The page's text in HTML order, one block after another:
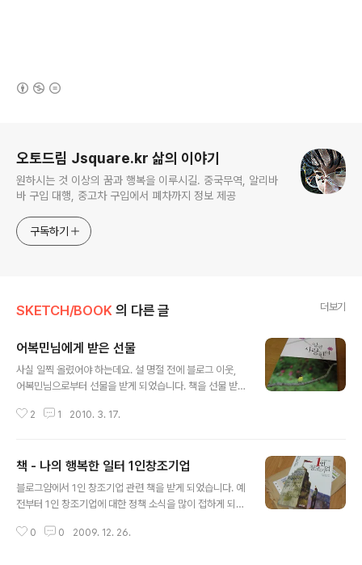
오토드림 Jsquare.kr 삶의 이야기
원하시는 것 이상의 꿈과 행복을 이루시길. 중국무역, 알리바
바 구입 대행, 중고차 구입에서 폐차까지 정보 제공
구독하기
SKETCH/BOOK 의 다른 글 더보기
어복민님에게 받은 선물
사실 일찍 올렸어야 하는데요. 설 명절 전에 블로그 이웃,
어복민님으로부터 선물을 받게 되었습니다. 책을 선물 받
다. 책 속에 담겨있는 생생한 자연의 사진과 거기에 연결되
더 주문하게 되었습니다 알면 사랑한다 - 최병성 지음/좋은
생각 책을 선물해 주신 어복민님께 트위터 DM을 통해서
감사의 인사를 전했었습니다. 그런데 어복민님이 보내신
분이 좋네요 그 책은 스케치님과 너무 잘 어울리는 책이 아
2 1 2010. 3. 17.
책 - 나의 행복한 일터 1인창조기업
블로그얌에서 1인 창조기업 관련 책을 받게 되었습니다. 예
전부터 1인 창조기업에 대한 정책 소식을 많이 접하게 되
서 호기심을 갖게 되었습니다. 신청을 하게 되었는데 보내
0 0 2009. 12. 26.